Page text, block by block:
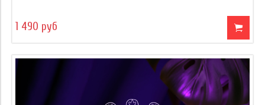
1 490 руб